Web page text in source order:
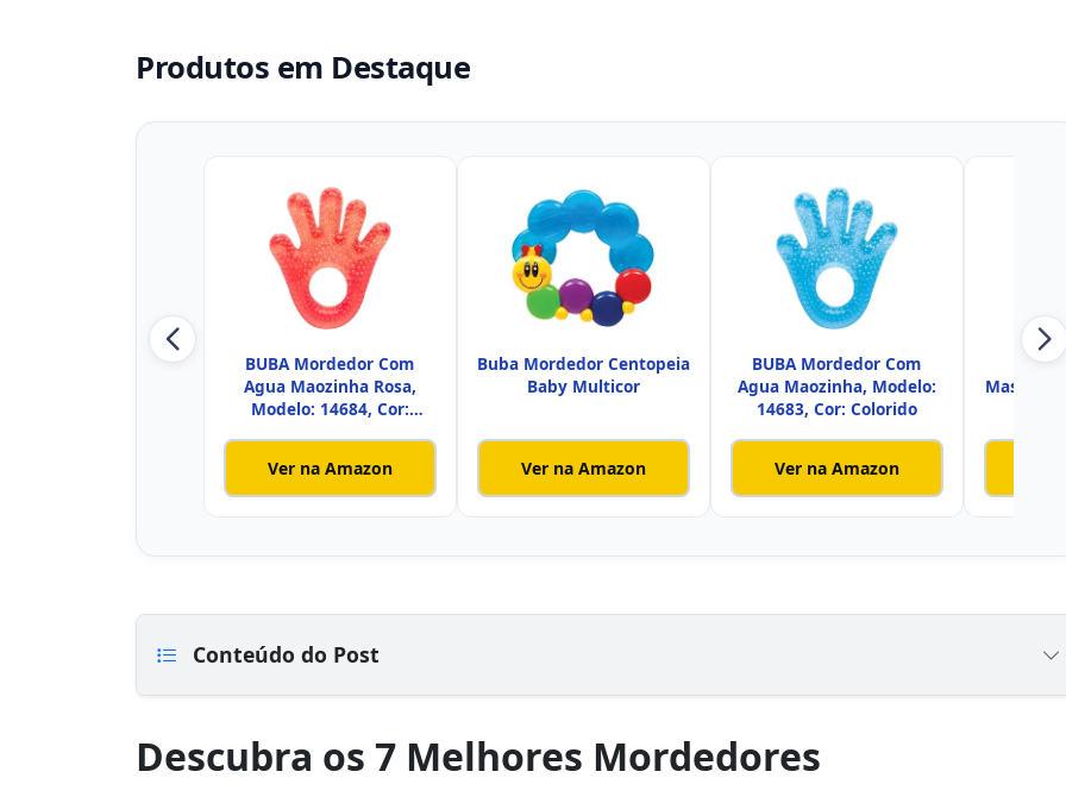
Produtos em Destaque
BUBA Mordedor Com
Agua Maozinha Rosa,
Modelo: 14684, Cor:
Ver na Amazon
Buba Mordedor Centopeia
Baby Multicor
Ver na Amazon
BUBA Mordedor Com
Agua Maozinha, Modelo:
14683, Cor: Colorido
Ver na Amazon
Conteúdo do Post
Descubra os 7 Melhores Mordedores